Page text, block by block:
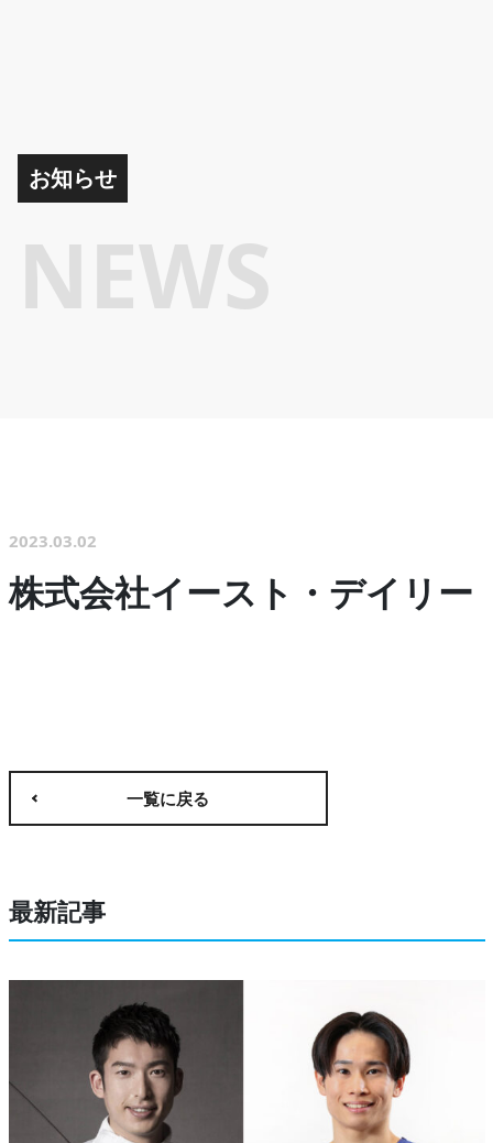
お知らせ
NEWS
2023.03.02
株式会社イースト・デイリー
一覧に戻る
最新記事